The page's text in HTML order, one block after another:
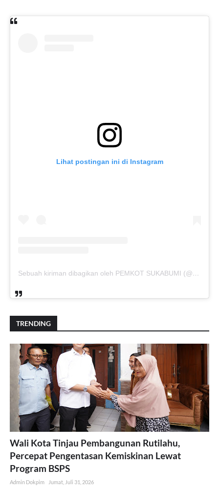
Lihat postingan ini di Instagram
Sebuah kiriman dibagikan oleh PEMKOT SUKABUMI (@pemkotsukabumi_)
TRENDING
Wali Kota Tinjau Pembangunan Rutilahu,
Percepat Pengentasan Kemiskinan Lewat
Program BSPS
Admin Dokpim Jumat, Juli 31, 2026